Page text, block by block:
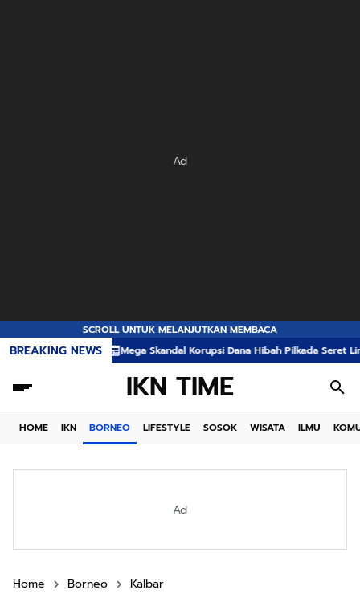
Ad
SCROLL UNTUK MELANJUTKAN MEMBACA
BREAKING NEWS
Mega Skandal Korupsi Dana Hibah Pilkada Seret Lima Komisioner
IKN TIME
HOME IKN BORNEO LIFESTYLE SOSOK WISATA ILMU
Ad
Home Borneo Kalbar